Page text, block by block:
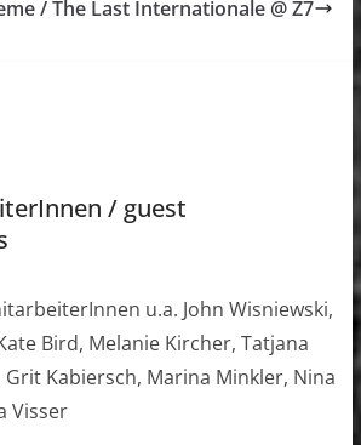
/ The Last Internationale @ Z7
/ guest
u.a. John Wisniewski,
Bird, Melanie Kircher, Tatjana
Kabiersch, Marina Minkler, Nina
Visser